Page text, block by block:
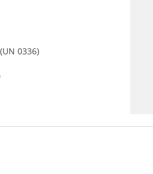
0336)